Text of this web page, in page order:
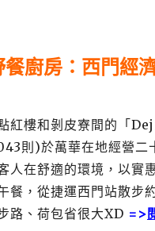
餐廚房：西門經
紅樓和剝皮寮間的「
則)於萬華在地經營二
人在舒適的環境，以實
餐，從捷運西門站散步
路、荷包省很大XD =>